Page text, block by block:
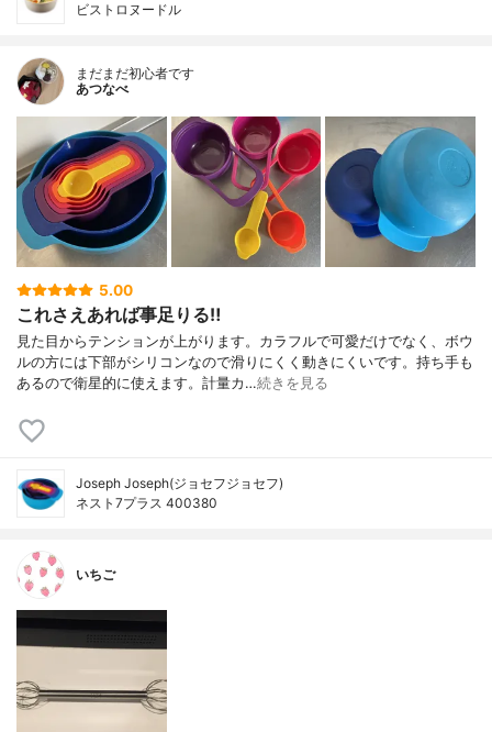
ビストロヌードル
まだまだ初心者です
あつなべ
5.00
これさえあれば事足りる‼︎
見た目からテンションが上がります。カラフルで可愛だけでなく、ボウ
ルの方には下部がシリコンなので滑りにくく動きにくいです。持ち手も
あるので衛星的に使えます。計量カ…続きを見る
Joseph Joseph(ジョセフジョセフ)
ネスト7プラス 400380
いちご